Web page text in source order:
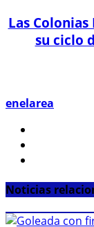
Las
su ciclo
enelarea
Noticias